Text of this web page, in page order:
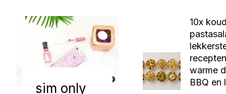
sim only
10x
warme
BBQ en